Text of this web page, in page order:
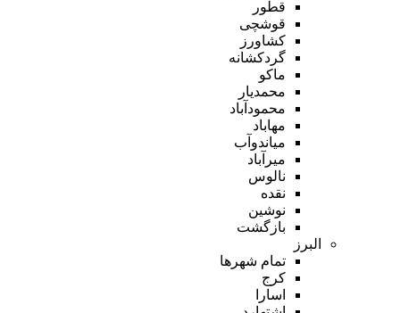
قطور
قوشچی
کشاورز
گردکشانه
ماکو
محمدیار
محمودآباد
مهاباد
میاندوآب
میرآباد
نالوس
نقده
نوشین
بازگشت
البرز
تمام شهر‌ها
کرج
اسارا